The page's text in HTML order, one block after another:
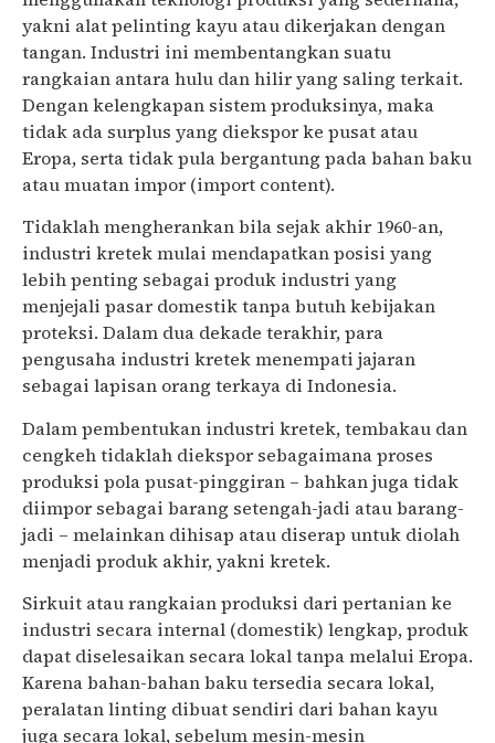
yakni alat pelinting kayu atau dikerjakan dengan
tangan. Industri ini membentangkan suatu
rangkaian antara hulu dan hilir yang saling terkait.
Dengan kelengkapan sistem produksinya, maka
tidak ada surplus yang diekspor ke pusat atau
Eropa, serta tidak pula bergantung pada bahan baku
atau muatan impor (import content).
Tidaklah mengherankan bila sejak akhir 1960-an,
industri kretek mulai mendapatkan posisi yang
lebih penting sebagai produk industri yang
menjejali pasar domestik tanpa butuh kebijakan
proteksi. Dalam dua dekade terakhir, para
pengusaha industri kretek menempati jajaran
sebagai lapisan orang terkaya di Indonesia.
Dalam pembentukan industri kretek, tembakau dan
cengkeh tidaklah diekspor sebagaimana proses
produksi pola pusat-pinggiran – bahkan juga tidak
diimpor sebagai barang setengah-jadi atau barang-
jadi – melainkan dihisap atau diserap untuk diolah
menjadi produk akhir, yakni kretek.
Sirkuit atau rangkaian produksi dari pertanian ke
industri secara internal (domestik) lengkap, produk
dapat diselesaikan secara lokal tanpa melalui Eropa.
Karena bahan-bahan baku tersedia secara lokal,
peralatan linting dibuat sendiri dari bahan kayu
juga secara lokal, sebelum mesin-mesin